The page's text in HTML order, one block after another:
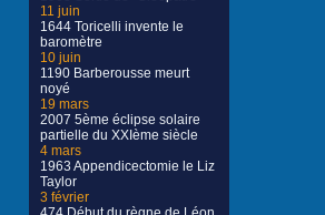
11 juin
1644 Toricelli invente le
baromètre
10 juin
1190 Barberousse meurt
noyé
19 mars
2007 5ème éclipse solaire
partielle du XXIème siècle
4 mars
1963 Appendicectomie le Liz
Taylor
3 février